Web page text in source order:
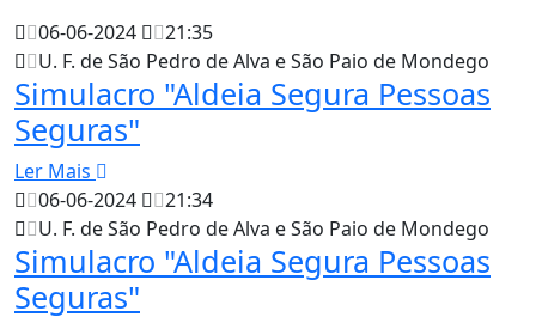
06-06-2024
21:35
U. F. de São Pedro de Alva e São Paio de Mondego
Simulacro "Aldeia Segura Pessoas
Seguras"
Ler Mais
06-06-2024
21:34
U. F. de São Pedro de Alva e São Paio de Mondego
Simulacro "Aldeia Segura Pessoas
Seguras"